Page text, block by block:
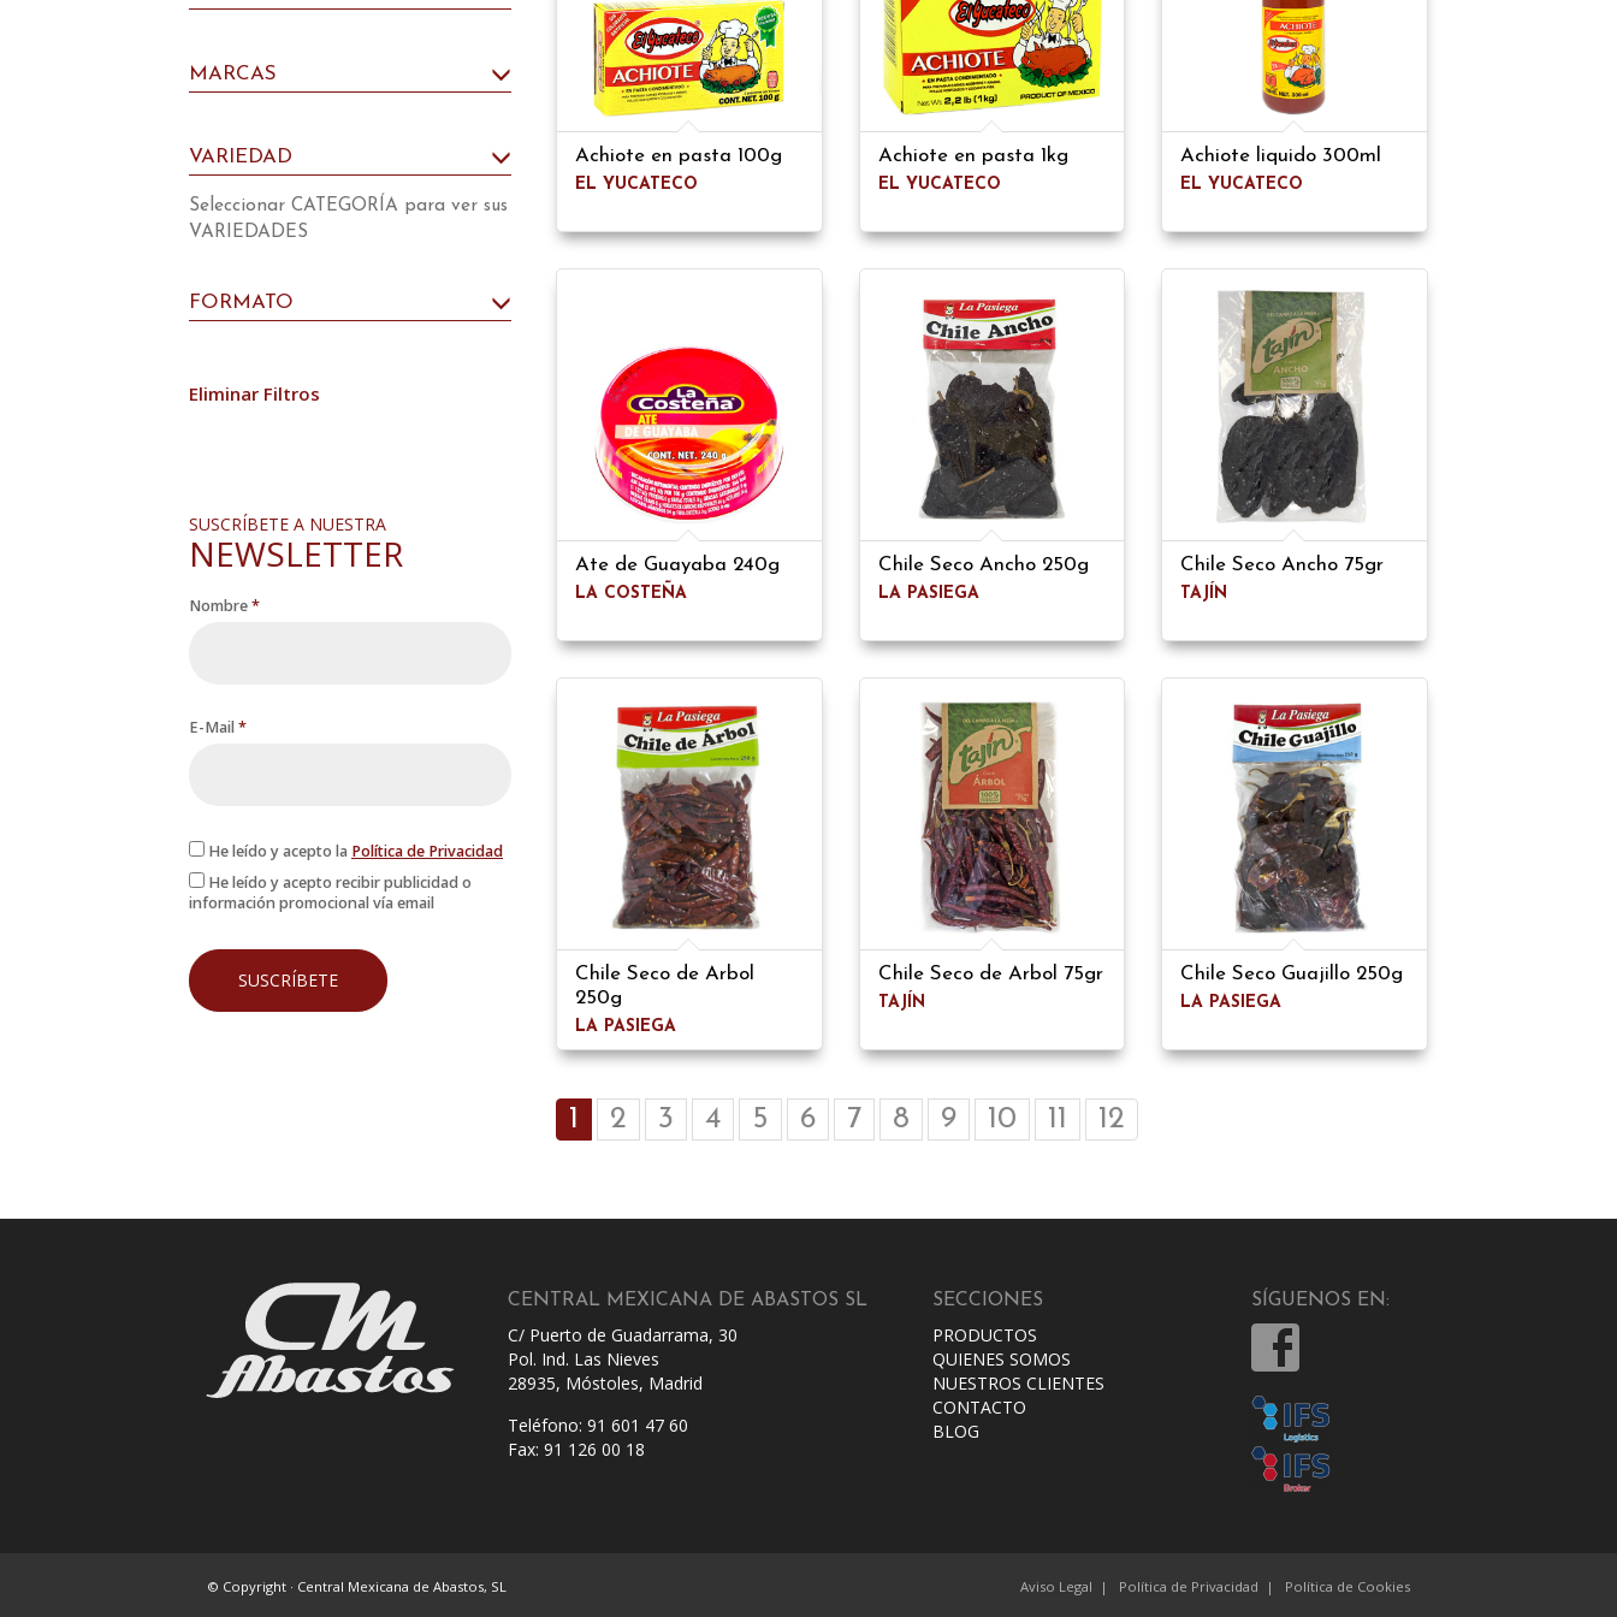
Achiote en pasta 100g
EL YUCATECO
Achiote en pasta 1kg
EL YUCATECO
Achiote liquido 300ml
EL YUCATECO
Ate de Guayaba 240g
LA COSTEÑA
Chile Seco Ancho 250g
LA PASIEGA
Chile Seco Ancho 75gr
TAJÍN
Chile Seco de Arbol
250g
LA PASIEGA
Chile Seco de Arbol 75gr
TAJÍN
Chile Seco Guajillo 250g
LA PASIEGA
1 2 3 4 5 6 7 8 9 10 11 12
MARCAS
VARIEDAD
Seleccionar CATEGORÍA para ver sus
VARIEDADES
FORMATO
Eliminar Filtros
SUSCRÍBETE A NUESTRA
NEWSLETTER
Nombre*
E-Mail*
He leído y acepto la Política de Privacidad
He leído y acepto recibir publicidad o
información promocional vía email
CENTRAL MEXICANA DE ABASTOS SL
C/ Puerto de Guadarrama, 30
Pol. Ind. Las Nieves
28935, Móstoles, Madrid
Teléfono: 91 601 47 60
Fax: 91 126 00 18
SECCIONES
PRODUCTOS
QUIENES SOMOS
NUESTROS CLIENTES
CONTACTO
BLOG
SÍGUENOS EN:
© Copyright · Central Mexicana de Abastos, SL Aviso Legal | Política de Privacidad | Política de Cookies